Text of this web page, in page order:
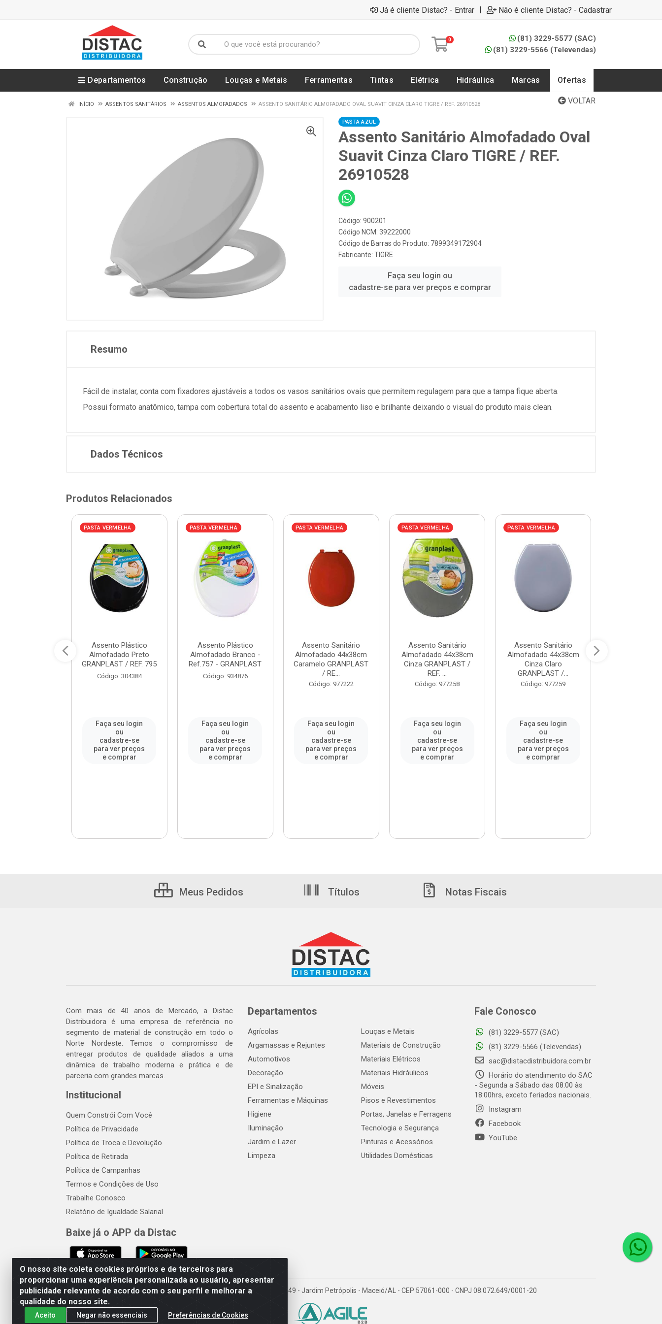
Já é cliente Distac? - Entrar | Não é cliente Distac? - Cadastrar
0
(81) 3229-5577 (SAC)
(81) 3229-5566 (Televendas)
Departamentos Construção Louças e Metais Ferramentas Tintas Elétrica Hidráulica Marcas Ofertas
VOLTAR
INÍCIO ASSENTOS SANITÁRIOS ASSENTOS ALMOFADADOS ASSENTO SANITÁRIO ALMOFADADO OVAL SUAVIT CINZA CLARO TIGRE / REF. 26910528
PASTA AZUL
Assento Sanitário Almofadado Oval
Suavit Cinza Claro TIGRE / REF.
26910528
Código: 900201
Código NCM: 39222000
Código de Barras do Produto: 7899349172904
Fabricante: TIGRE
Faça seu login ou
cadastre-se para ver preços e comprar
Resumo
Fácil de instalar, conta com fixadores ajustáveis a todos os vasos sanitários ovais que permitem regulagem para que a tampa fique aberta.
Possui formato anatômico, tampa com cobertura total do assento e acabamento liso e brilhante deixando o visual do produto mais clean.
Dados Técnicos
Produtos Relacionados
PASTA VERMELHA
Assento Plástico
Almofadado Preto
GRANPLAST / REF. 795
Código: 304384
Faça seu login
ou
cadastre-se
para ver preços
e comprar
PASTA VERMELHA
Assento Plástico
Almofadado Branco -
Ref.757 - GRANPLAST
Código: 934876
Faça seu login
ou
cadastre-se
para ver preços
e comprar
PASTA VERMELHA
Assento Sanitário
Almofadado 44x38cm
Caramelo GRANPLAST
/ RE...
Código: 977222
Faça seu login
ou
cadastre-se
para ver preços
e comprar
PASTA VERMELHA
Assento Sanitário
Almofadado 44x38cm
Cinza GRANPLAST /
REF. ...
Código: 977258
Faça seu login
ou
cadastre-se
para ver preços
e comprar
PASTA VERMELHA
Assento Sanitário
Almofadado 44x38cm
Cinza Claro
GRANPLAST /...
Código: 977259
Faça seu login
ou
cadastre-se
para ver preços
e comprar
O nosso site coleta cookies próprios e de terceiros para
proporcionar uma experiência personalizada ao usuário, apresentar
publicidade relevante de acordo com o seu perfil e melhorar a
qualidade do nosso site.
Aceito Negar não essenciais Preferências de Cookies
Meus Pedidos Títulos Notas Fiscais
Com mais de 40 anos de Mercado, a Distac
Distribuidora é uma empresa de referência no
segmento de material de construção em todo o
Norte Nordeste. Temos o compromisso de
entregar produtos de qualidade aliados a uma
dinâmica de trabalho moderna e prática e de
parceria com grandes marcas.
Institucional
Quem Constrói Com Você
Política de Privacidade
Política de Troca e Devolução
Política de Retirada
Política de Campanhas
Termos e Condições de Uso
Trabalhe Conosco
Relatório de Igualdade Salarial
Baixe já o APP da Distac
Departamentos
Agrícolas
Argamassas e Rejuntes
Automotivos
Decoração
EPI e Sinalização
Ferramentas e Máquinas
Higiene
Iluminação
Jardim e Lazer
Limpeza
Louças e Metais
Materiais de Construção
Materiais Elétricos
Materiais Hidráulicos
Móveis
Pisos e Revestimentos
Portas, Janelas e Ferragens
Tecnologia e Segurança
Pinturas e Acessórios
Utilidades Domésticas
Fale Conosco
(81) 3229-5577 (SAC)
(81) 3229-5566 (Televendas)
sac@distacdistribuidora.com.br
Horário do atendimento do SAC
- Segunda a Sábado das 08:00 às
18:00hrs, exceto feriados nacionais.
Instagram
Facebook
YouTube
Distac Distribuidora - Av. Durval de Góes Monteiro, 7049 - Jardim Petrópolis - Maceió/AL - CEP 57061-000 - CNPJ 08.072.649/0001-20